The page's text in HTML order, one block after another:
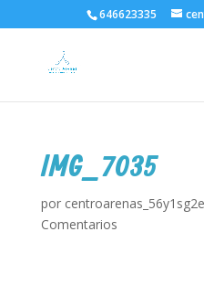
646623335
IMG_7035
por centroarenas_56y1sg2e
Comentarios